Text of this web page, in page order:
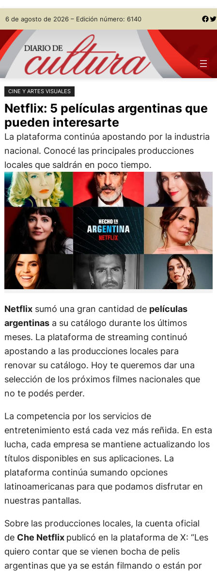
Saltar
al
contenido
Skip
to
content
6 de agosto de 2026 – Edición número: 6140 Facebook Twitter
CINE Y ARTES VISUALES
Netflix: 5 películas argentinas que
pueden interesarte
La plataforma continúa apostando por la industria
nacional. Conocé las principales producciones
locales que saldrán en poco tiempo.
Netflixsumó una gran cantidad de películas
argentinasa su catálogo durante los últimos
meses. La plataforma de streaming continuó
apostando a las producciones locales para
renovar su catálogo. Hoy te queremos dar una
selección de los próximos filmes nacionales que
no te podés perder.
La competencia por los servicios de
entretenimiento está cada vez más reñida. En esta
lucha, cada empresa se mantiene actualizando los
títulos disponibles en sus aplicaciones. La
plataforma continúa sumando opciones
latinoamericanas para que podamos disfrutar en
nuestras pantallas.
Sobre las producciones locales, la cuenta oficial
de Che Netflix publicó en la plataforma de X: “Les
quiero contar que se vienen bocha de pelis
argentinas que ya se están filmando o están por